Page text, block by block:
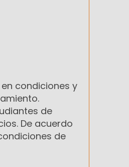
condiciones y
de
De acuerdo
de